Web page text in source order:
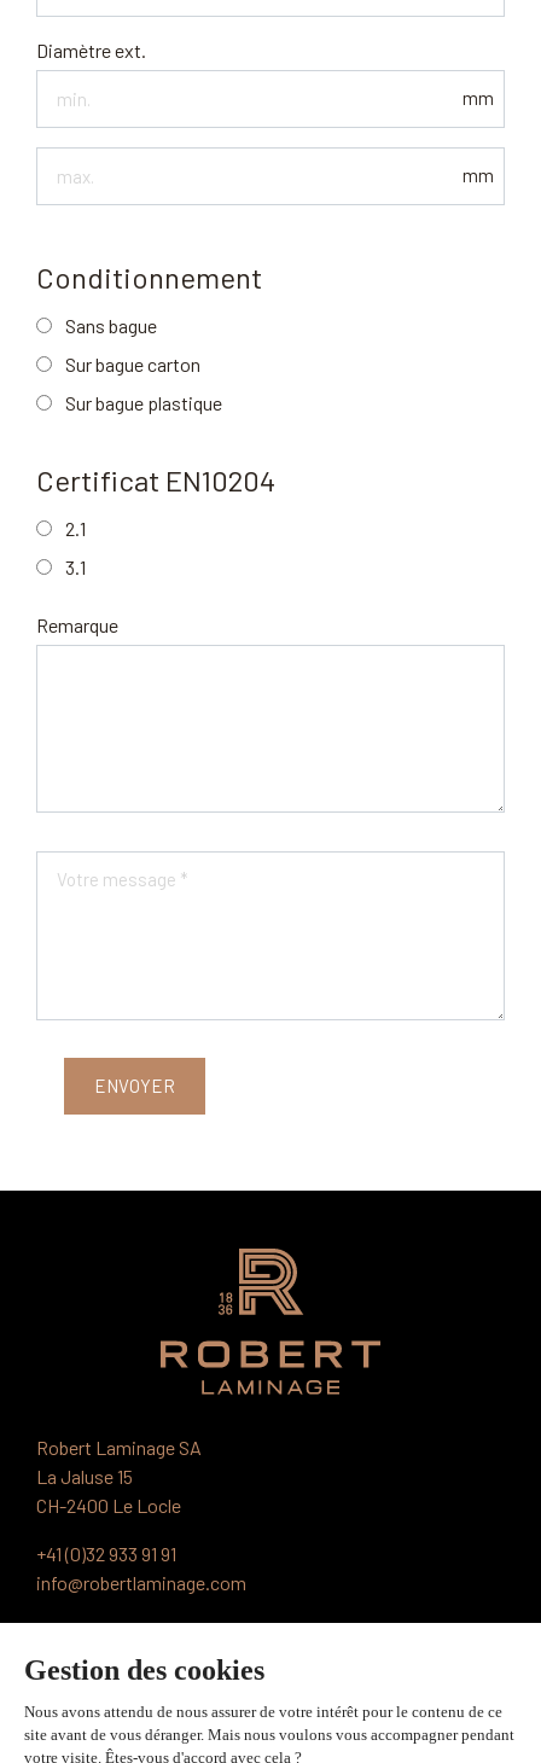
Diamètre ext.
mm
ext.
mm
Conditionnement
Sans bague
Sur bague carton
Sur bague plastique
Certificat EN10204
2.1
3.1
Remarque
Robert Laminage SA
La Jaluse 15
CH-2400 Le Locle
+41 (0)32 933 91 91
info@robertlaminage.com
APPLICATIONS
QUALITÉ ET ENVIRONNEMENT
NOTRE ENTREPRISE